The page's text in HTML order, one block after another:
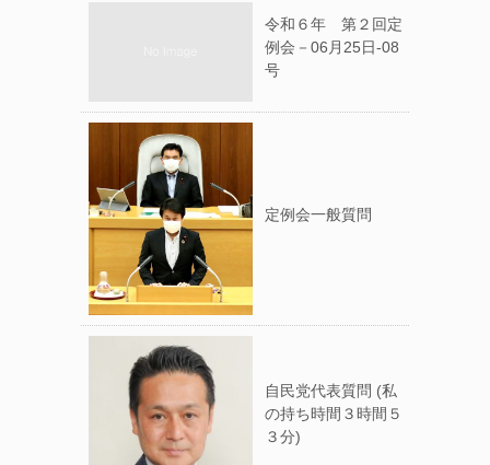
令和６年 第２回定
例会－06月25日-08
号
定例会一般質問
自民党代表質問 (私
の持ち時間３時間５
３分)